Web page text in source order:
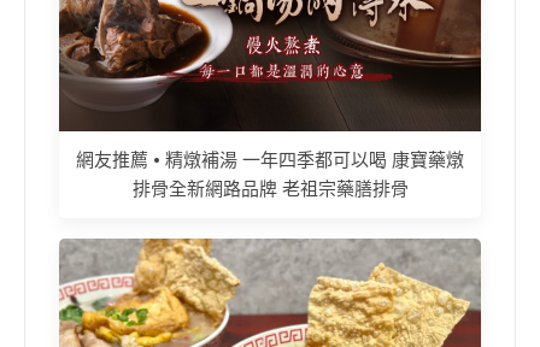
網友推薦 • 精燉補湯 一年四季都可以喝 康寶藥燉
排骨全新網路品牌 老祖宗藥膳排骨